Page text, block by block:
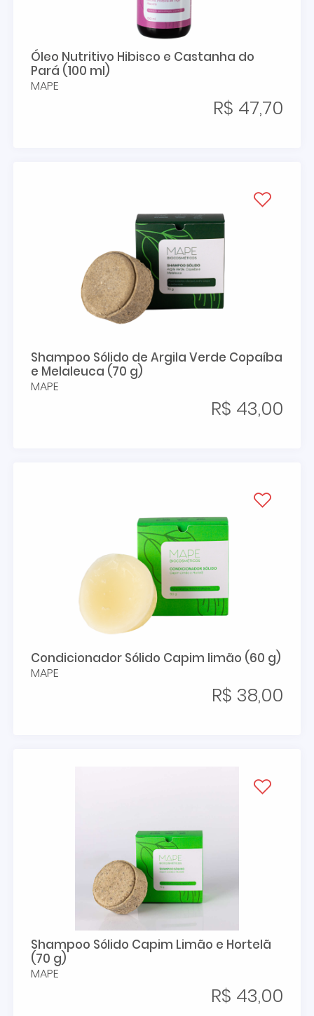
Óleo Nutritivo Hibisco e Castanha do
Pará (100 ml)
MAPE
R$ 47,70
Shampoo Sólido de Argila Verde Copaíba
e Melaleuca (70 g)
MAPE
R$ 43,00
Condicionador Sólido Capim limão (60 g)
MAPE
R$ 38,00
Shampoo Sólido Capim Limão e Hortelã
(70 g)
MAPE
R$ 43,00